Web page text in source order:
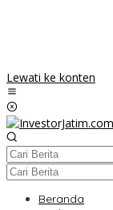
Lewati ke konten
Beranda